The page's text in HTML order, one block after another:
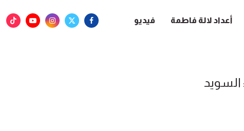
أعداد لالة فاطمة فيديو
السويد